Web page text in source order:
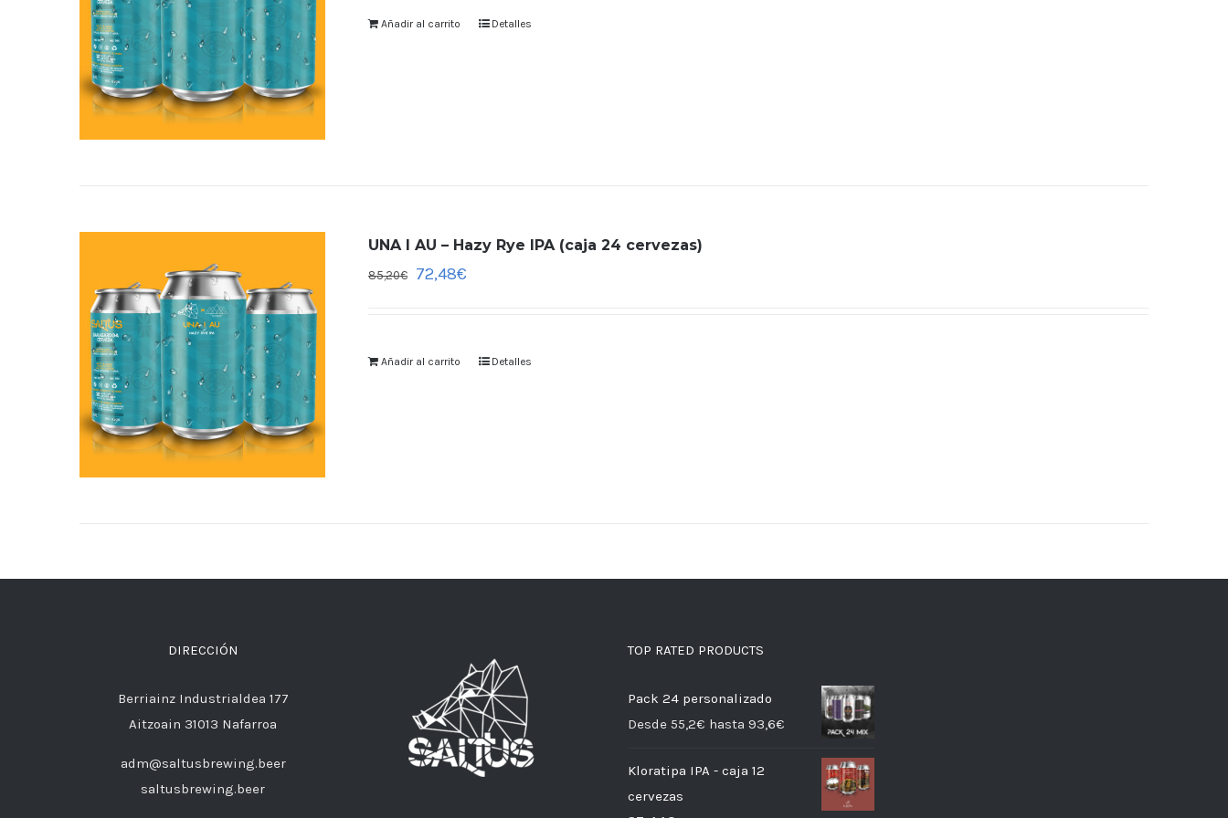
Añadir al carrito Detalles
UNA I AU – Hazy Rye IPA (caja 24 cervezas)
85,20€ 72,48€
Añadir al carrito Detalles
DIRECCIÓN
Berriainz Industrialdea 177
Aitzoain 31013 Nafarroa
adm@saltusbrewing.beer
saltusbrewing.beer
TOP RATED PRODUCTS
Pack 24 personalizado
Desde 55,2€ hasta 93,6€
Kloratipa IPA - caja 12
cervezas